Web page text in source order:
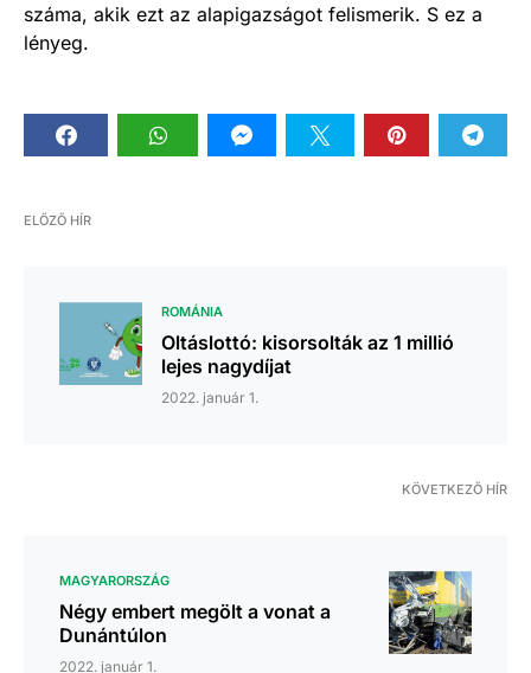
száma, akik ezt az alapigazságot felismerik. S ez a
lényeg.
ELŐZŐ HÍR
ROMÁNIA
Oltáslottó: kisorsolták az 1 millió
lejes nagydíjat
2022. január 1.
KÖVETKEZŐ HÍR
MAGYARORSZÁG
Négy embert megölt a vonat a
Dunántúlon
2022. január 1.